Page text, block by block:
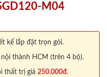
M04
kế lắp đặt trọn gói.
nội thành HCM (trên 4 bộ).
thất trị giá 250.000đ.